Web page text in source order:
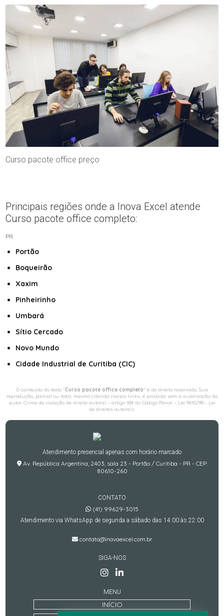
Curso pacote office preço
Principais regiões onde a Inova Excel atende
Curso pacote office completo:
PR
Portão
Boqueirão
Xaxim
Pinheirinho
Umbará
Sítio Cercado
Novo Mundo
Cidade Industrial de Curitiba (CIC)
O conteúdo do texto "Curso pacote office completo" é de direito reservado. Sua
reprodução, parcial ou total, mesmo citando nossos links, é proibida sem a autorização do
autor. Crime de violação de direito autoral – artigo 184 do Código Penal – Lei 9610/98 - Lei
de direitos autorais.
Atendimento presencial apenas com horário marcado
Av. República Argentina, 2403, sala 23 - Portão / Curitiba - PR - CEP:
80610-260
CONTATO
(41) 99629-3015
Atendimento via WhatsApp de segunda a sábado das 14:00 às 22:00
contato@inovaexcel.com.br
SIGA-NOS
MENU
INÍCIO